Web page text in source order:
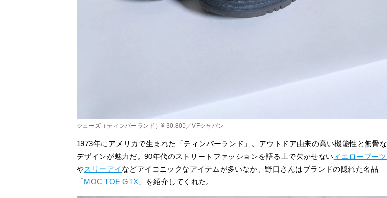
シューズ（ティンバーランド）¥ 30,800／VFジャパン
1973年にアメリカで生まれた「ティンバーランド」。アウトドア由来の高い機能性と無骨な
デザインが魅力だ。90年代のストリートファッションを語る上で欠かせないイエローブーツ
やスリーアイ などアイコニックなアイテムが多いなか、野口さんはブランドの隠れた名品
「MOC TOE GTX 」を紹介してくれた。